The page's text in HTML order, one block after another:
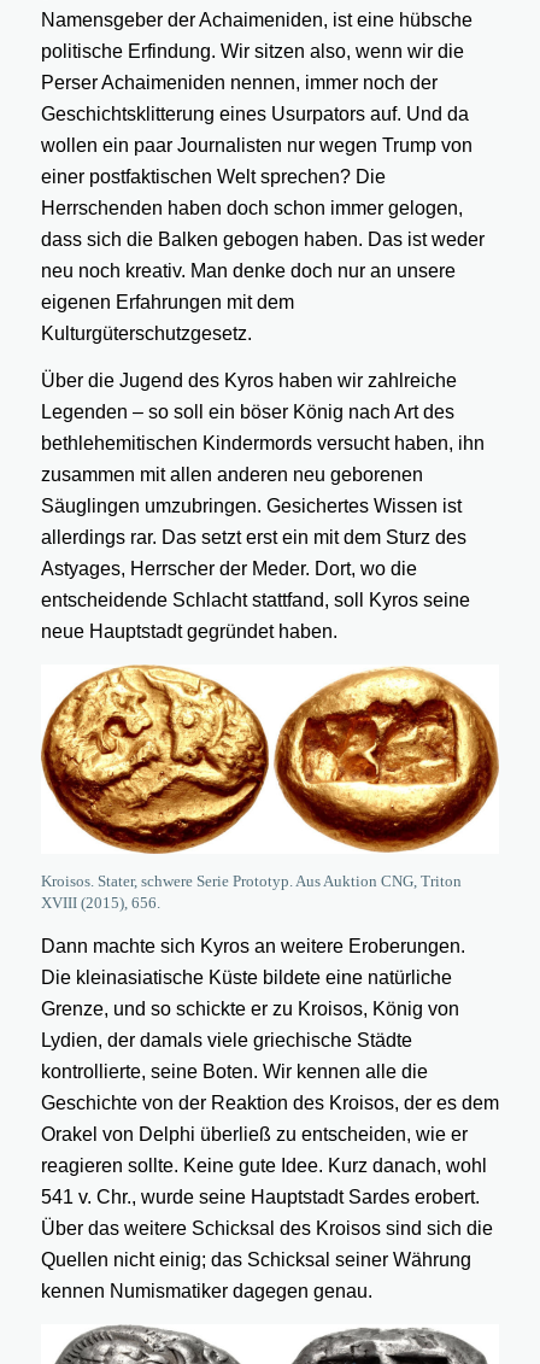
Namensgeber der Achaimeniden, ist eine hübsche
politische Erfindung. Wir sitzen also, wenn wir die
Perser Achaimeniden nennen, immer noch der
Geschichtsklitterung eines Usurpators auf. Und da
wollen ein paar Journalisten nur wegen Trump von
einer postfaktischen Welt sprechen? Die
Herrschenden haben doch schon immer gelogen,
dass sich die Balken gebogen haben. Das ist weder
neu noch kreativ. Man denke doch nur an unsere
eigenen Erfahrungen mit dem
Kulturgüterschutzgesetz.
Über die Jugend des Kyros haben wir zahlreiche
Legenden – so soll ein böser König nach Art des
bethlehemitischen Kindermords versucht haben, ihn
zusammen mit allen anderen neu geborenen
Säuglingen umzubringen. Gesichertes Wissen ist
allerdings rar. Das setzt erst ein mit dem Sturz des
Astyages, Herrscher der Meder. Dort, wo die
entscheidende Schlacht stattfand, soll Kyros seine
neue Hauptstadt gegründet haben.
Kroisos. Stater, schwere Serie Prototyp. Aus Auktion CNG, Triton
XVIII (2015), 656.
Dann machte sich Kyros an weitere Eroberungen.
Die kleinasiatische Küste bildete eine natürliche
Grenze, und so schickte er zu Kroisos, König von
Lydien, der damals viele griechische Städte
kontrollierte, seine Boten. Wir kennen alle die
Geschichte von der Reaktion des Kroisos, der es dem
Orakel von Delphi überließ zu entscheiden, wie er
reagieren sollte. Keine gute Idee. Kurz danach, wohl
541 v. Chr., wurde seine Hauptstadt Sardes erobert.
Über das weitere Schicksal des Kroisos sind sich die
Quellen nicht einig; das Schicksal seiner Währung
kennen Numismatiker dagegen genau.